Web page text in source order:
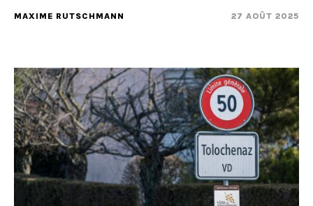
MAXIME RUTSCHMANN 27 AOÛT 2025